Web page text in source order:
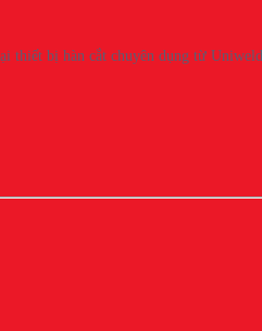
thiết bị hàn cắt chuyên dụng từ